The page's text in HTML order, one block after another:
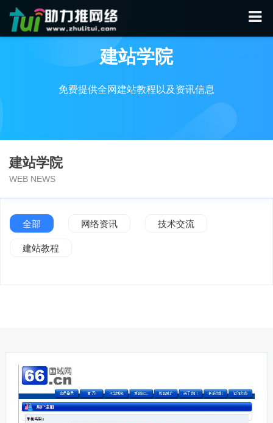
建站学院
免费提供全网建站教程以及资讯信息
建站学院
WEB NEWS
全部 网络资讯 技术交流
建站教程